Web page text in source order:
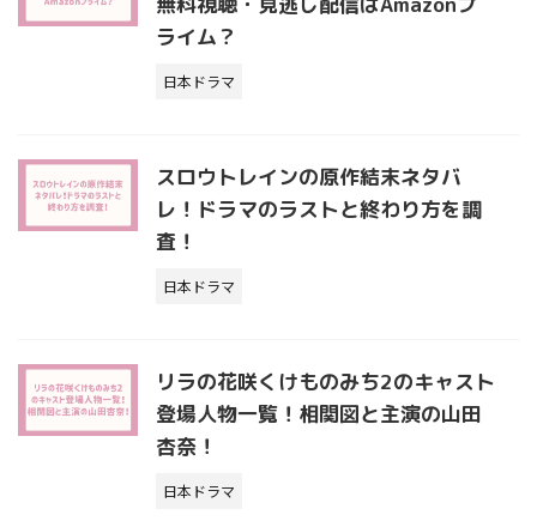
ライム？
日本ドラマ
スロウトレインの原作結末ネタバ
レ！ドラマのラストと終わり方を調
査！
日本ドラマ
リラの花咲くけものみち2のキャスト
登場人物一覧！相関図と主演の山田
杏奈！
日本ドラマ